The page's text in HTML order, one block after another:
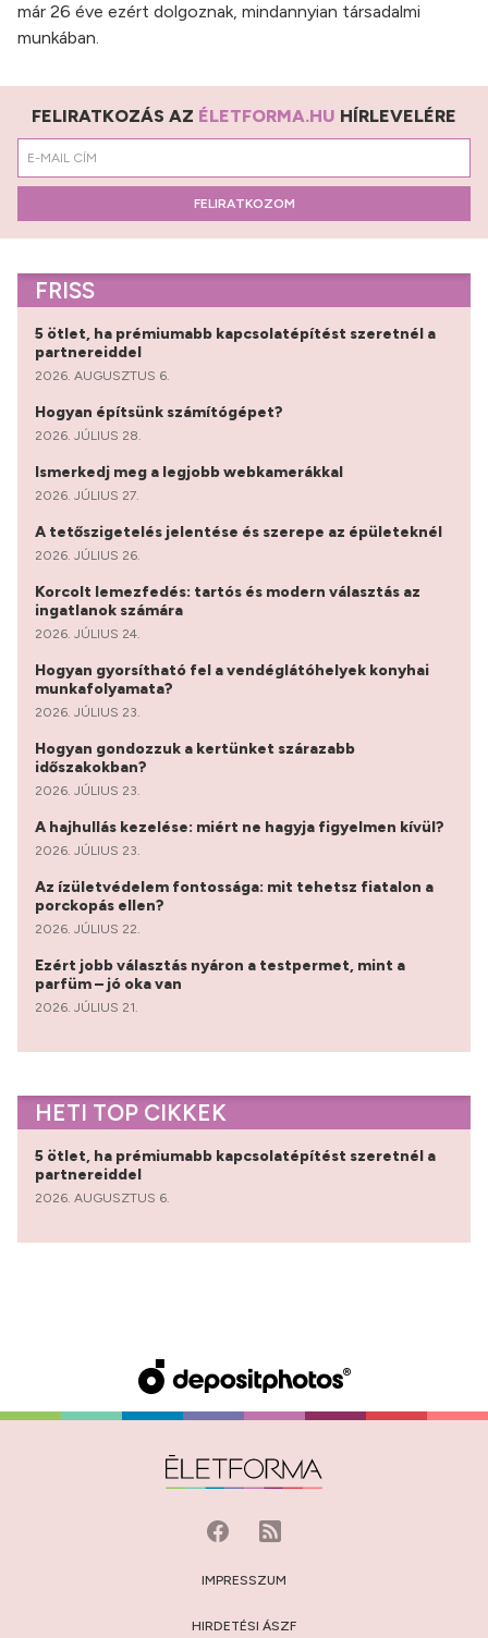
már 26 éve ezért dolgoznak, mindannyian társadalmi
munkában.
FELIRATKOZÁS AZ ÉLETFORMA.HU HÍRLEVELÉRE
FELIRATKOZOM
FRISS
5 ötlet, ha prémiumabb kapcsolatépítést szeretnél a
partnereiddel
2026. AUGUSZTUS 6.
Hogyan építsünk számítógépet?
2026. JÚLIUS 28.
Ismerkedj meg a legjobb webkamerákkal
2026. JÚLIUS 27.
A tetőszigetelés jelentése és szerepe az épületeknél
2026. JÚLIUS 26.
Korcolt lemezfedés: tartós és modern választás az
ingatlanok számára
2026. JÚLIUS 24.
Hogyan gyorsítható fel a vendéglátóhelyek konyhai
munkafolyamata?
2026. JÚLIUS 23.
Hogyan gondozzuk a kertünket szárazabb
időszakokban?
2026. JÚLIUS 23.
A hajhullás kezelése: miért ne hagyja figyelmen kívül?
2026. JÚLIUS 23.
Az ízületvédelem fontossága: mit tehetsz fiatalon a
porckopás ellen?
2026. JÚLIUS 22.
Ezért jobb választás nyáron a testpermet, mint a
parfüm – jó oka van
2026. JÚLIUS 21.
HETI TOP CIKKEK
5 ötlet, ha prémiumabb kapcsolatépítést szeretnél a
partnereiddel
2026. AUGUSZTUS 6.
IMPRESSZUM
HIRDETÉSI ÁSZF